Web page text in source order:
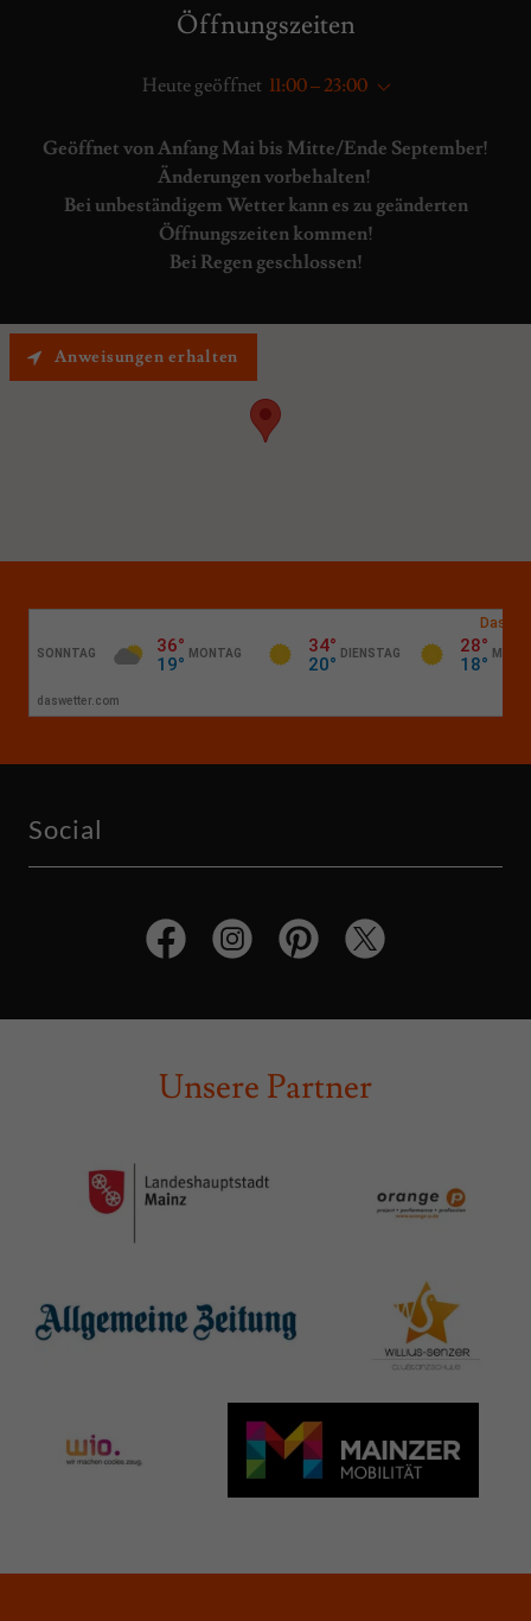
Öffnungszeiten
Heute geöffnet 11:00 – 23:00
Geöffnet von Anfang Mai bis Mitte/Ende September!
Änderungen vorbehalten!
Bei unbeständigem Wetter kann es zu geänderten
Öffnungszeiten kommen!
Bei Regen geschlossen!
Anweisungen erhalten
Social
Unsere Partner